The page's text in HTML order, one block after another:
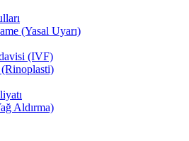
(Yasal Uyarı)
(IVF)
Aldırma)